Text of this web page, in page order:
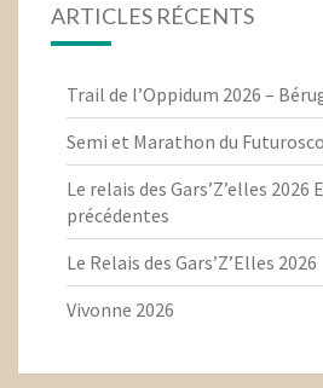
ARTICLES RÉCENTS
Trail de l’Oppidum 2026 –
Semi et Marathon du
Le relais des Gars’Z’elles 2026
précédentes
Le Relais des Gars’Z’Elles 2026
Vivonne 2026